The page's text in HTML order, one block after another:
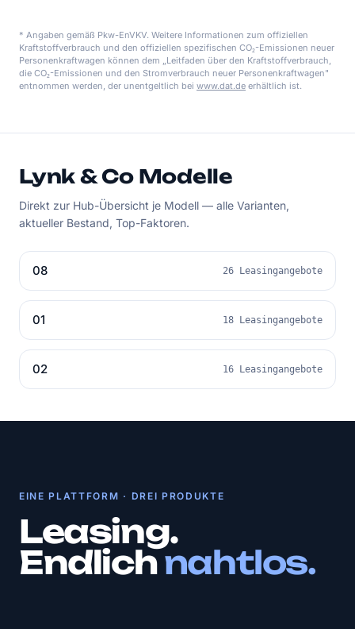
* Angaben gemäß Pkw-EnVKV. Weitere Informationen zum offiziellen
Kraftstoffverbrauch und den offiziellen spezifischen CO₂-Emissionen neuer
Personenkraftwagen können dem „Leitfaden über den Kraftstoffverbrauch,
die CO₂-Emissionen und den Stromverbrauch neuer Personenkraftwagen"
entnommen werden, der unentgeltlich bei www.dat.de erhältlich ist.
Lynk & Co Modelle
Direkt zur Hub-Übersicht je Modell — alle Varianten,
aktueller Bestand, Top-Faktoren.
08 26 Leasingangebote
01 18 Leasingangebote
02 16 Leasingangebote
EINE PLATTFORM · DREI PRODUKTE
Leasing.
Endlichnahtlos.